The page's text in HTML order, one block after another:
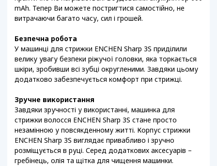
mAh. Тепер Ви можете постригтися самостійно, не
витрачаючи багато часу, сил і грошей.
Безпечна робота
У машинці для стрижки ENCHEN Sharp 3S приділили
велику увагу безпеки ріжучої головки, яка торкається
шкіри, зробивши всі зубці округленими. Завдяки цьому
додатково забезпечується комфорт при стрижці.
Зручне використання
Завдяки зручності у використанні, машинка для
стрижки волосся ENCHEN Sharp 3S стане просто
незамінною у повсякденному житті. Корпус стрижки
ENCHEN Sharp 3S виглядає привабливо і зручно
розміщується в руці. Серед додаткових аксесуарів –
гребінець, олія та щітка для чищення машинки.